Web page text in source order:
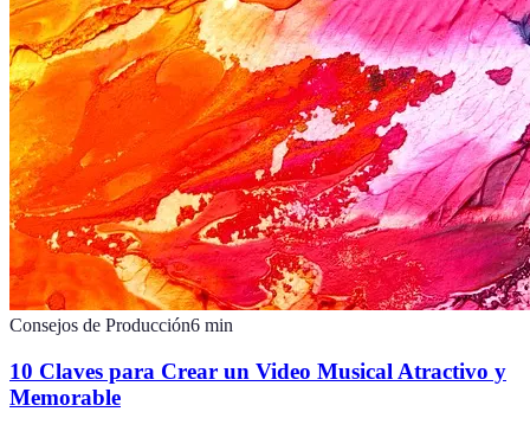
Consejos de Producción6 min
10 Claves para Crear un Video Musical Atractivo y
Memorable